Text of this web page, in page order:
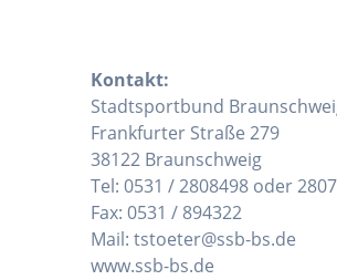
Kontakt:
Stadtsportbund
Frankfurter Straße 279
38122 Braunschweig
Tel: 0531 / 2808498 oder
Fax: 0531 / 894322
Mail: tstoeter@ssb-bs.de
www.ssb-bs.de